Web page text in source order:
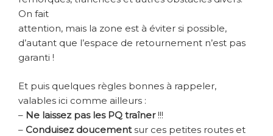
On fait
attention, mais la zone est à éviter si possible,
d’autant que l’espace de retournement n’est pas
garanti !
Et puis quelques règles bonnes à rappeler,
valables ici comme ailleurs :
– Ne laissez pas les PQ traîner!!!
– Conduisez doucementsur ces petites routes et